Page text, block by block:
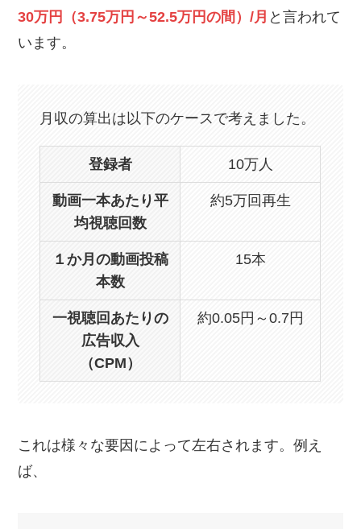
30万円（3.75万円～52.5万円の間）/月 と言われて
います。
月収の算出は以下のケースで考えました。
登録者 10万人
動画一本あたり平
均視聴回数
約5万回再生
１か月の動画投稿
本数
15本
一視聴回あたりの
広告収入
（CPM）
約0.05円～0.7円
これは様々な要因によって左右されます。例え
ば、